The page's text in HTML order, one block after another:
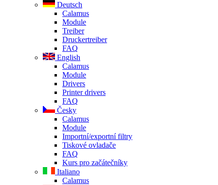
Deutsch
Calamus
Module
Treiber
Druckertreiber
FAQ
English
Calamus
Module
Drivers
Printer drivers
FAQ
Česky
Calamus
Module
Importní/exportní filtry
Tiskové ovladače
FAQ
Kurs pro začátečníky
Italiano
Calamus